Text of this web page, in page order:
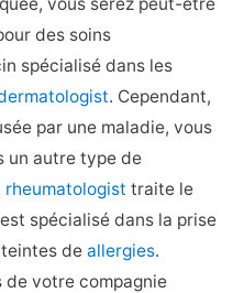
des soins
spécialisé dans les
. Cependant,
par une maladie, vous
un autre type de
rheumatologist traite le
est spécialisé dans la prise
de allergies.
de votre compagnie